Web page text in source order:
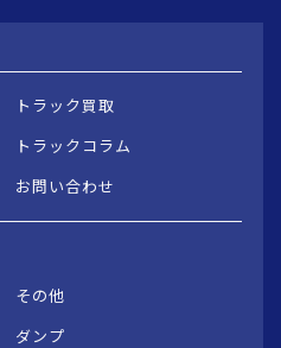
トラック買取
トラックコラム
お問い合わせ
その他
ダンプ